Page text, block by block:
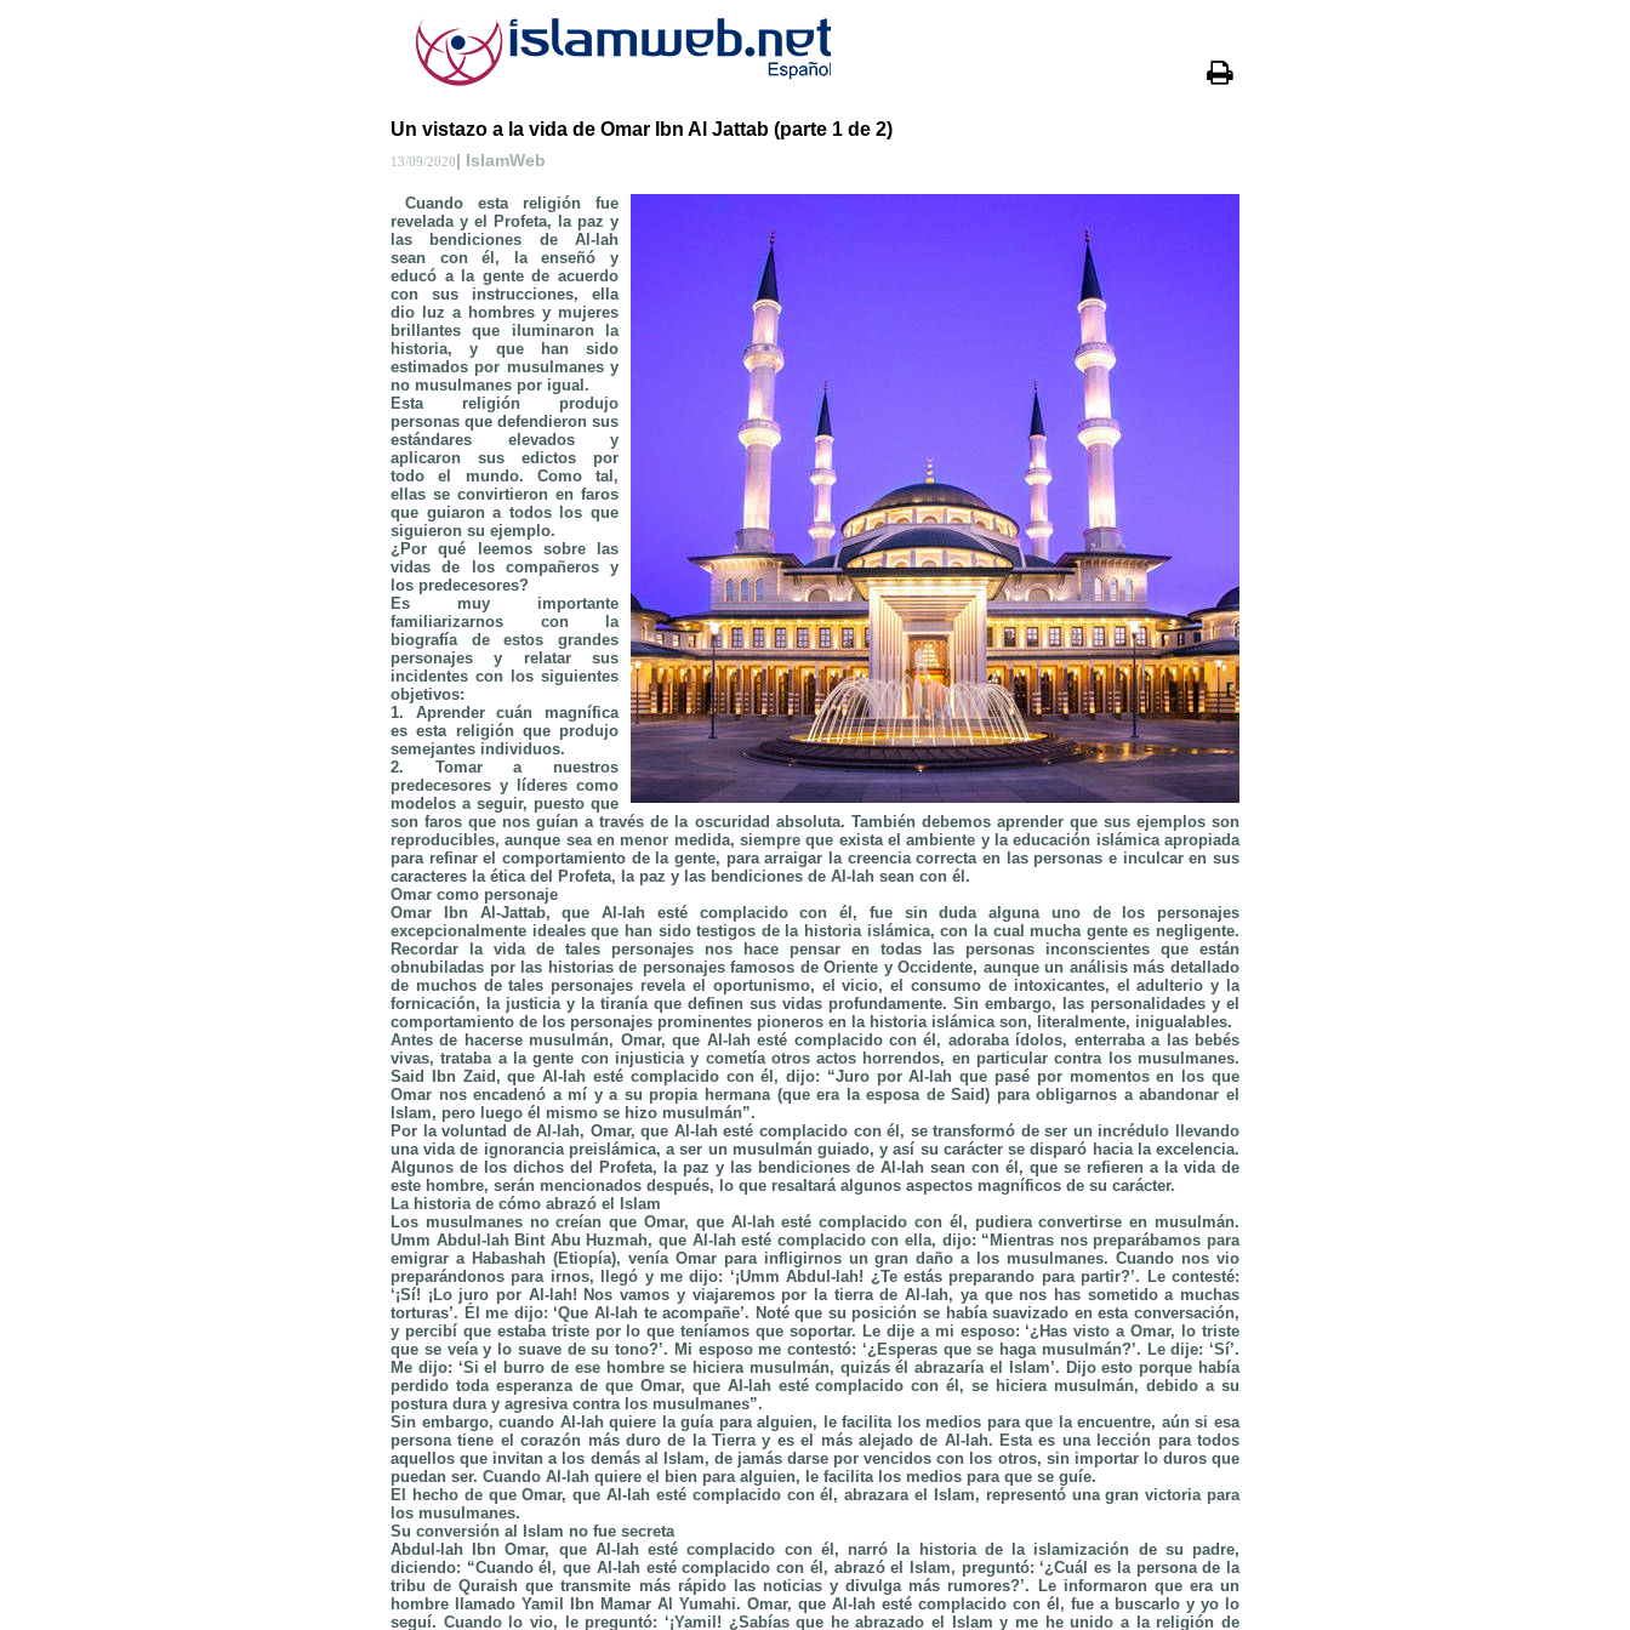
Un vistazo a la vida de Omar Ibn Al Jattab (parte 1 de 2)
13/09/2020| IslamWeb
Cuando esta religión fue
revelada y el Profeta, la paz y
las bendiciones de Al-lah
sean con él, la enseñó y
educó a la gente de acuerdo
con sus instrucciones, ella
dio luz a hombres y mujeres
brillantes que iluminaron la
historia, y que han sido
estimados por musulmanes y
no musulmanes por igual.
Esta religión produjo
personas que defendieron sus
estándares elevados y
aplicaron sus edictos por
todo el mundo. Como tal,
ellas se convirtieron en faros
que guiaron a todos los que
siguieron su ejemplo.
¿Por qué leemos sobre las
vidas de los compañeros y
los predecesores?
Es muy importante
familiarizarnos con la
biografía de estos grandes
personajes y relatar sus
incidentes con los siguientes
objetivos:
1. Aprender cuán magnífica
es esta religión que produjo
semejantes individuos.
2. Tomar a nuestros
predecesores y líderes como
modelos a seguir, puesto que
son faros que nos guían a través de la oscuridad absoluta. También debemos aprender que sus ejemplos son
reproducibles, aunque sea en menor medida, siempre que exista el ambiente y la educación islámica apropiada
para refinar el comportamiento de la gente, para arraigar la creencia correcta en las personas e inculcar en sus
caracteres la ética del Profeta, la paz y las bendiciones de Al-lah sean con él.
Omar como personaje
Omar Ibn Al-Jattab, que Al-lah esté complacido con él, fue sin duda alguna uno de los personajes
excepcionalmente ideales que han sido testigos de la historia islámica, con la cual mucha gente es negligente.
Recordar la vida de tales personajes nos hace pensar en todas las personas inconscientes que están
obnubiladas por las historias de personajes famosos de Oriente y Occidente, aunque un análisis más detallado
de muchos de tales personajes revela el oportunismo, el vicio, el consumo de intoxicantes, el adulterio y la
fornicación, la justicia y la tiranía que definen sus vidas profundamente. Sin embargo, las personalidades y el
comportamiento de los personajes prominentes pioneros en la historia islámica son, literalmente, inigualables.
Antes de hacerse musulmán, Omar, que Al-lah esté complacido con él, adoraba ídolos, enterraba a las bebés
vivas, trataba a la gente con injusticia y cometía otros actos horrendos, en particular contra los musulmanes.
Said Ibn Zaid, que Al-lah esté complacido con él, dijo: “Juro por Al-lah que pasé por momentos en los que
Omar nos encadenó a mí y a su propia hermana (que era la esposa de Said) para obligarnos a abandonar el
Islam, pero luego él mismo se hizo musulmán”.
Por la voluntad de Al-lah, Omar, que Al-lah esté complacido con él, se transformó de ser un incrédulo llevando
una vida de ignorancia preislámica, a ser un musulmán guiado, y así su carácter se disparó hacia la excelencia.
Algunos de los dichos del Profeta, la paz y las bendiciones de Al-lah sean con él, que se refieren a la vida de
este hombre, serán mencionados después, lo que resaltará algunos aspectos magníficos de su carácter.
La historia de cómo abrazó el Islam
Los musulmanes no creían que Omar, que Al-lah esté complacido con él, pudiera convertirse en musulmán.
Umm Abdul-lah Bint Abu Huzmah, que Al-lah esté complacido con ella, dijo: “Mientras nos preparábamos para
emigrar a Habashah (Etiopía), venía Omar para infligirnos un gran daño a los musulmanes. Cuando nos vio
preparándonos para irnos, llegó y me dijo: ‘¡Umm Abdul-lah! ¿Te estás preparando para partir?’. Le contesté:
‘¡Sí! ¡Lo juro por Al-lah! Nos vamos y viajaremos por la tierra de Al-lah, ya que nos has sometido a muchas
torturas’. Él me dijo: ‘Que Al-lah te acompañe’. Noté que su posición se había suavizado en esta conversación,
y percibí que estaba triste por lo que teníamos que soportar. Le dije a mi esposo: ‘¿Has visto a Omar, lo triste
que se veía y lo suave de su tono?’. Mi esposo me contestó: ‘¿Esperas que se haga musulmán?’. Le dije: ‘Sí’.
Me dijo: ‘Si el burro de ese hombre se hiciera musulmán, quizás él abrazaría el Islam’. Dijo esto porque había
perdido toda esperanza de que Omar, que Al-lah esté complacido con él, se hiciera musulmán, debido a su
postura dura y agresiva contra los musulmanes”.
Sin embargo, cuando Al-lah quiere la guía para alguien, le facilita los medios para que la encuentre, aún si esa
persona tiene el corazón más duro de la Tierra y es el más alejado de Al-lah. Esta es una lección para todos
aquellos que invitan a los demás al Islam, de jamás darse por vencidos con los otros, sin importar lo duros que
puedan ser. Cuando Al-lah quiere el bien para alguien, le facilita los medios para que se guíe.
El hecho de que Omar, que Al-lah esté complacido con él, abrazara el Islam, representó una gran victoria para
los musulmanes.
Su conversión al Islam no fue secreta
Abdul-lah Ibn Omar, que Al-lah esté complacido con él, narró la historia de la islamización de su padre,
diciendo: “Cuando él, que Al-lah esté complacido con él, abrazó el Islam, preguntó: ‘¿Cuál es la persona de la
tribu de Quraish que transmite más rápido las noticias y divulga más rumores?’. Le informaron que era un
hombre llamado Yamil Ibn Mamar Al Yumahi. Omar, que Al-lah esté complacido con él, fue a buscarlo y yo lo
seguí. Cuando lo vio, le preguntó: ‘¡Yamil! ¿Sabías que he abrazado el Islam y me he unido a la religión de